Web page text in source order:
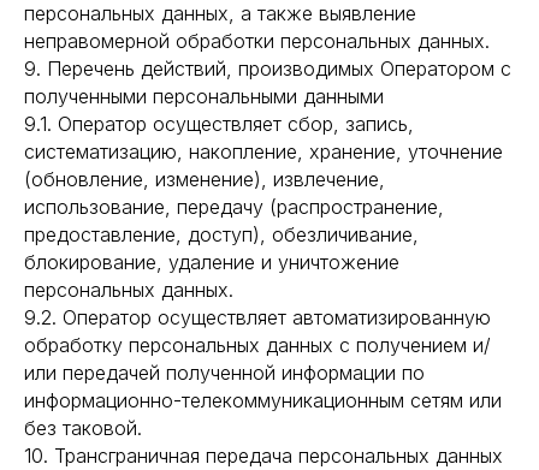
персональных данных, а также выявление
неправомерной обработки персональных данных.
9. Перечень действий, производимых Оператором с
полученными персональными данными
9.1. Оператор осуществляет сбор, запись,
систематизацию, накопление, хранение, уточнение
(обновление, изменение), извлечение,
использование, передачу (распространение,
предоставление, доступ), обезличивание,
блокирование, удаление и уничтожение
персональных данных.
9.2. Оператор осуществляет автоматизированную
обработку персональных данных с получением и/
или передачей полученной информации по
информационно-телекоммуникационным сетям или
без таковой.
10. Трансграничная передача персональных данных